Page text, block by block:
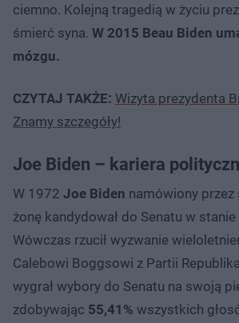
ciemno. Kolejną tragedią w życiu
śmierć syna. W 2015 Beau Biden
mózgu.
CZYTAJ TAKŻE: Wizyta prezydenta
Znamy szczegóły!
Joe Biden – kariera
W 1972 Joe Biden namówiony
żonę kandydował do Senatu w stanie
Wówczas rzucił wyzwanie
Calebowi Boggsowi z Partii
wygrał wybory do Senatu na swoją
zdobywając 55,41% wszystkich